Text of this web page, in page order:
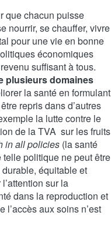
que chacun puisse
nourrir, se chauffer, vivre
pour une vie en bonne
économiques
suffisant à tous.
plusieurs domaines
la santé en formulant
repris dans d’autres
la lutte contre le
de la TVA sur les fruits
in all policies(la santé
politique ne peut être
équitable et
sur la
dans la reproduction et
l’accès aux soins n’est